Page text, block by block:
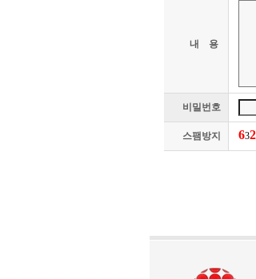
내 용
비밀번호
스팸방지 632